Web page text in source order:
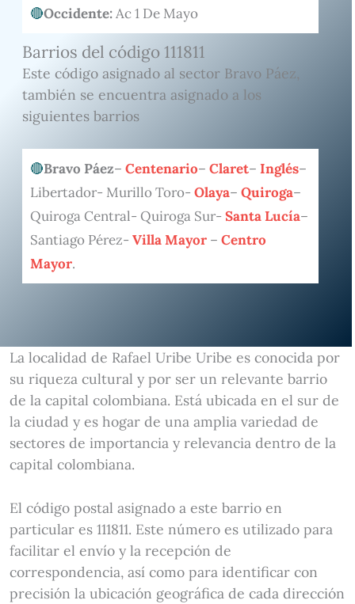
Occidente:Ac 1 De Mayo
Barrios del código 111811
Este código asignado al sector Bravo Páez,
también se encuentra asignado a los
siguientes barrios
Bravo Páez– Centenario– Claret– Inglés–
Libertador- Murillo Toro- Olaya– Quiroga–
Quiroga Central- Quiroga Sur- Santa Lucía–
Santiago Pérez- Villa Mayor– Centro
Mayor.
La localidad de Rafael Uribe Uribe es conocida por
su riqueza cultural y por ser un relevante barrio
de la capital colombiana. Está ubicada en el sur de
la ciudad y es hogar de una amplia variedad de
sectores de importancia y relevancia dentro de la
capital colombiana.
El código postal asignado a este barrio en
particular es 111811. Este número es utilizado para
facilitar el envío y la recepción de
correspondencia, así como para identificar con
precisión la ubicación geográfica de cada dirección